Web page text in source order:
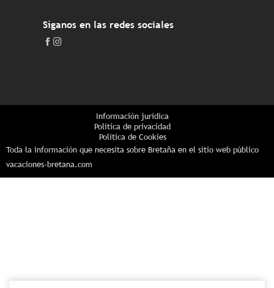
Síganos en las redes sociales
Información jurídica
Política de privacidad
Política de Cookies
Toda la información que necesita sobre Bretaña en el sitio web público
vacaciones-bretana.com